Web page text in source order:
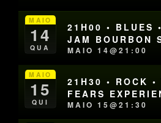
MAIO
14
QUA
21H00 • BLUES
JAM BOURBON
MAIO 14@21:00
MAIO
15
QUI
21H30 • ROCK •
FEARS
MAIO 15@21:30